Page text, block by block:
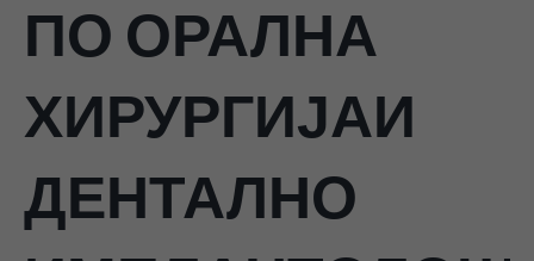
ПО ОРАЛНА
ХИРУРГИЈАИ
ДЕНТАЛНО